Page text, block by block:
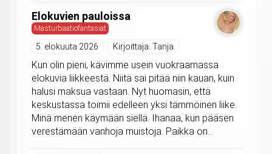
Elokuvien pauloissa
Masturbaatiofantasiat
5. elokuuta 2026 Kirjoittaja: Tanja
Kun olin pieni, kävimme usein vuokraamassa
elokuvia liikkeestä. Niitä sai pitää niin kauan, kuin
halusi maksua vastaan. Nyt huomasin, että
keskustassa toimii edelleen yksi tämmöinen liike.
Minä menen käymään siellä. Ihanaa, kun pääsen
verestämään vanhoja muistoja. Paikka on...